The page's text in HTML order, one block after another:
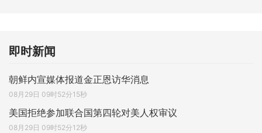
即时新闻
朝鲜内宣媒体报道金正恩访华消息
08月29日 09时52分15秒
美国拒绝参加联合国第四轮对美人权审议
08月29日 09时52分12秒